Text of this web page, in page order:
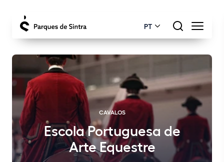
PT
CAVALOS
Escola Portuguesa de
Arte Equestre